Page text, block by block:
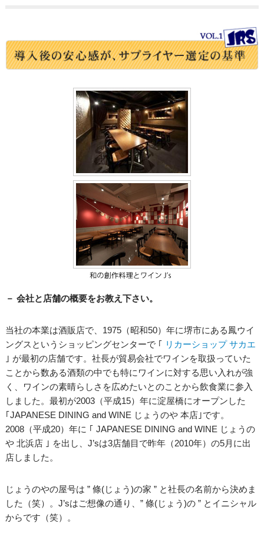
－ 会社と店舗の概要をお教え下さい。
当社の本業は酒販店で、1975（昭和50）年に堺市にある鳳ウイ
ングスというショッピングセンターで ｢ リカーショップ サカエ
｣ が最初の店舗です。社長が貿易会社でワインを取扱っていた
ことから数ある酒類の中でも特にワインに対する思い入れが強
く、ワインの素晴らしさを広めたいとのことから飲食業に参入
しました。最初が2003（平成15）年に淀屋橋にオープンした
｢JAPANESE DINING and WINE じょうのや 本店｣です。
2008（平成20）年に ｢ JAPANESE DINING and WINE じょうの
や 北浜店 ｣ を出し、J’sは3店舗目で昨年（2010年）の5月に出
店しました。
じょうのやの屋号は ” 條(じょう)の家 ” と社長の名前から決めま
した（笑）。J’sはご想像の通り、” 條(じょう)の ” とイニシャル
からです（笑）。